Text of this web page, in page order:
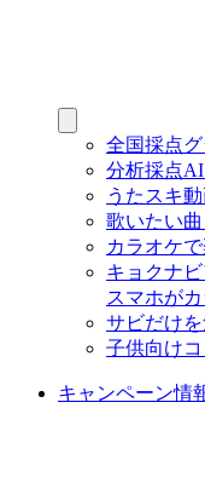
全国採点グ
分析採点AI
うたスキ
歌いたい
カラオケ
キョクナビ
スマホが
サビだけを
子供向けコ
キャンペーン情